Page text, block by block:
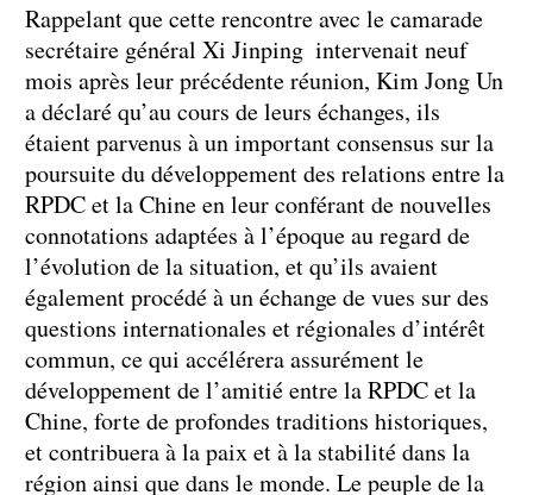
Rappelant que cette rencontre avec le camarade
secrétaire général Xi Jinping intervenait neuf
mois après leur précédente réunion, Kim Jong Un
a déclaré qu’au cours de leurs échanges, ils
étaient parvenus à un important consensus sur la
poursuite du développement des relations entre la
RPDC et la Chine en leur conférant de nouvelles
connotations adaptées à l’époque au regard de
l’évolution de la situation, et qu’ils avaient
également procédé à un échange de vues sur des
questions internationales et régionales d’intérêt
commun, ce qui accélérera assurément le
développement de l’amitié entre la RPDC et la
Chine, forte de profondes traditions historiques,
et contribuera à la paix et à la stabilité dans la
région ainsi que dans le monde. Le peuple de la